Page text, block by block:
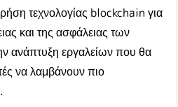
τεχνολογίας blockchain για
και της ασφάλειας των
ανάπτυξη εργαλείων που θα
να λαμβάνουν πιο